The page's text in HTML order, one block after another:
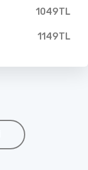
1049TL
1149TL